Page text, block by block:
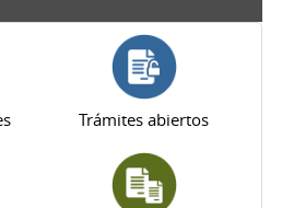
Trámites abiertos